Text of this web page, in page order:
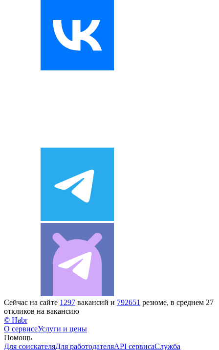
Сейчас на сайте 1297 вакансий и 792651 резюме, в среднем 27
откликов на вакансию
© Habr
О сервисеУслуги и цены
Помощь
Для соискателяДля работодателяAPI сервисаСлужба